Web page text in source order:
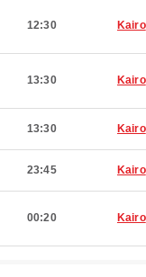
12:30 Kairo
13:30 Kairo
13:30 Kairo
23:45 Kairo
00:20 Kairo